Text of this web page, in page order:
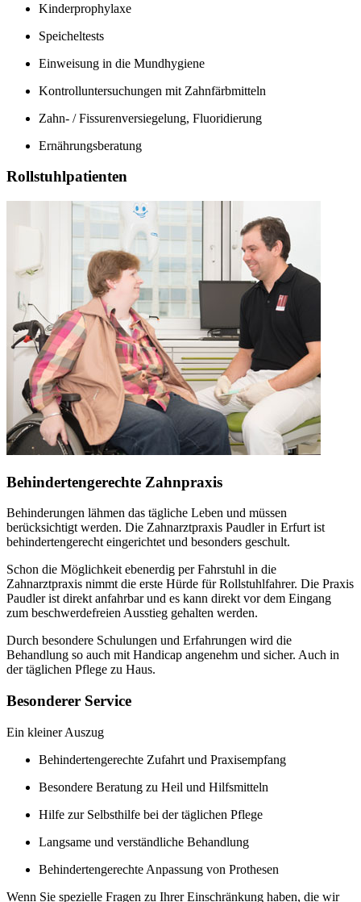
Kinderprophylaxe
Speicheltests
Einweisung in die Mundhygiene
Kontrolluntersuchungen mit Zahnfärbmitteln
Zahn- / Fissurenversiegelung, Fluoridierung
Ernährungsberatung
Rollstuhlpatienten
Behindertengerechte Zahnpraxis
Behinderungen lähmen das tägliche Leben und müssen
berücksichtigt werden. Die Zahnarztpraxis Paudler in Erfurt ist
behindertengerecht eingerichtet und besonders geschult.
Schon die Möglichkeit ebenerdig per Fahrstuhl in die
Zahnarztpraxis nimmt die erste Hürde für Rollstuhlfahrer. Die Praxis
Paudler ist direkt anfahrbar und es kann direkt vor dem Eingang
zum beschwerdefreien Ausstieg gehalten werden.
Durch besondere Schulungen und Erfahrungen wird die
Behandlung so auch mit Handicap angenehm und sicher. Auch in
der täglichen Pflege zu Haus.
Besonderer Service
Ein kleiner Auszug
Behindertengerechte Zufahrt und Praxisempfang
Besondere Beratung zu Heil und Hilfsmitteln
Hilfe zur Selbsthilfe bei der täglichen Pflege
Langsame und verständliche Behandlung
Behindertengerechte Anpassung von Prothesen
Wenn Sie spezielle Fragen zu Ihrer Einschränkung haben, die wir